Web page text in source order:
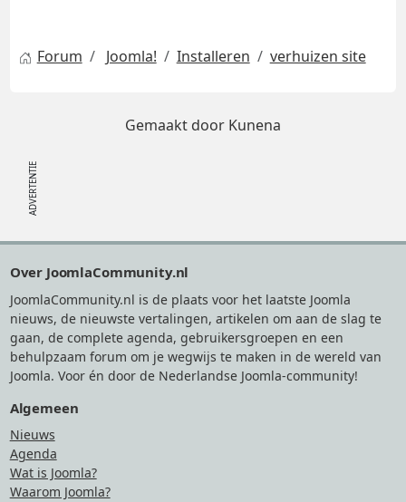
Forum Joomla! Installeren verhuizen site
Gemaakt door Kunena
Over JoomlaCommunity.nl
JoomlaCommunity.nl is de plaats voor het laatste Joomla
nieuws, de nieuwste vertalingen, artikelen om aan de slag te
gaan, de complete agenda, gebruikersgroepen en een
behulpzaam forum om je wegwijs te maken in de wereld van
Joomla. Voor én door de Nederlandse Joomla-community!
Algemeen
Nieuws
Agenda
Wat is Joomla?
Waarom Joomla?